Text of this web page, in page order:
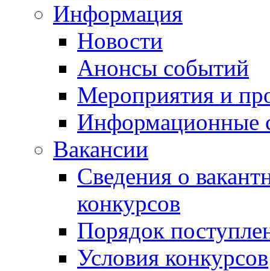
Информация
Новости
Анонсы событий
Мероприятия и
Информационные
Вакансии
Сведения о
конкурсов
Порядок
Условия конкурсов